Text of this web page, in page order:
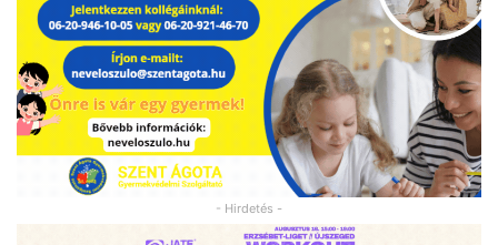
- Hirdetés -